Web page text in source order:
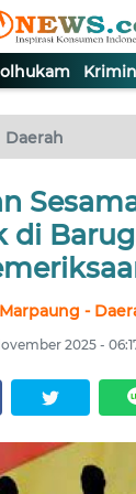
Daerah
di
-
2025 -